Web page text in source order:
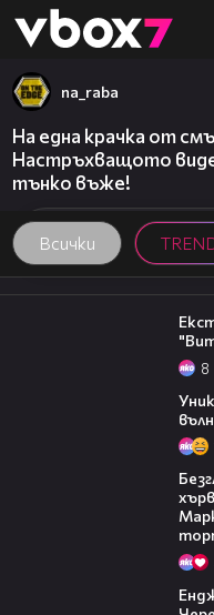
👾
Всички
na_raba
На една крачка от
Настръхващото
тънко въже!
04:21
8